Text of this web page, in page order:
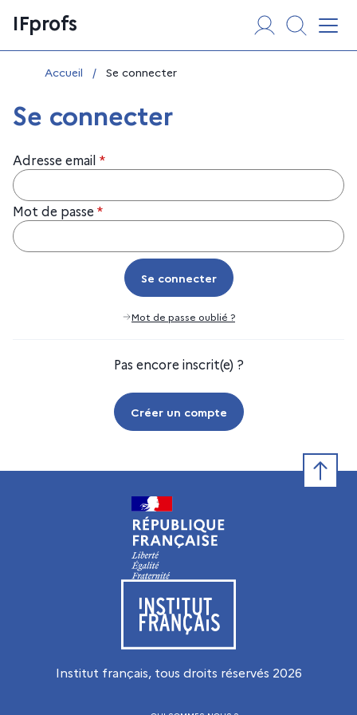
au
contenu
IFprofs
Vous êtes ici :
Accueil / Se connecter
Se connecter
Adresse email *
Mot de passe *
Se connecter
Se connecter
Mot de passe oublié ?
Pas encore inscrit(e) ?
Créer un compte
Visiter le site de l’Institut français
Institut français, tous droits réservés 2026